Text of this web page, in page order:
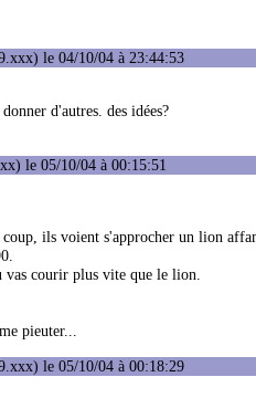
le 04/10/04 à 23:44:53
d'autres. des idées?
le 05/10/04 à 00:15:51
ils voient s'approcher un lion
courir plus vite que le lion.
pieuter...
le 05/10/04 à 00:18:29